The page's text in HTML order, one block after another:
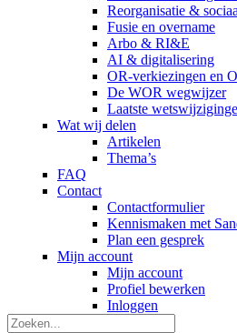
Reorganisatie &
Fusie en overname
Arbo & RI&E
AI & digitalisering
OR-verkiezingen en
De WOR wegwijzer
Laatste
Wat wij delen
Artikelen
Thema’s
FAQ
Contact
Contactformulier
Kennismaken met
Plan een gesprek
Mijn account
Mijn account
Profiel bewerken
Inloggen